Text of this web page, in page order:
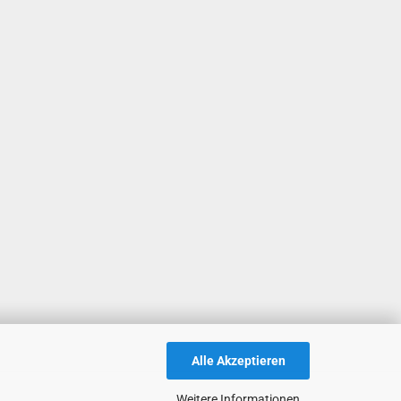
Alle Akzeptieren